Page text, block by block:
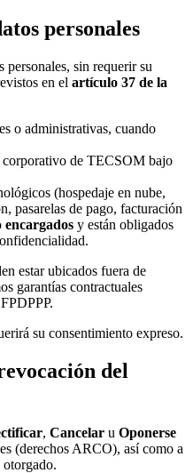
personales
sin requerir su
en el artículo 37 de la
o administrativas, cuando
corporativo de TECSOM bajo
(hospedaje en nube,
pasarelas de pago, facturación
encargados y están obligados
estar ubicados fuera de
garantías contractuales
su consentimiento expreso.
del
, Cancelar u Oponerse
(derechos ARCO), así como a